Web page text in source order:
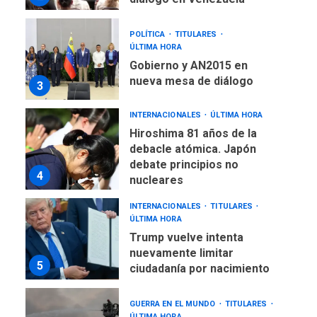
3
POLÍTICA
TITULARES
ÚLTIMA HORA
Gobierno y AN2015 en
nueva mesa de diálogo
4
INTERNACIONALES ÚLTIMA HORA
Hiroshima 81 años de la
debacle atómica. Japón
debate principios no
nucleares
5
INTERNACIONALES
TITULARES
ÚLTIMA HORA
Trump vuelve intenta
nuevamente limitar
ciudadanía por nacimiento
GUERRA EN EL MUNDO
TITULARES
ÚLTIMA HORA